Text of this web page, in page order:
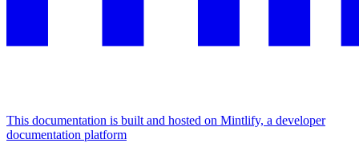
This documentation is built and hosted on Mintlify, a developer
documentation platform